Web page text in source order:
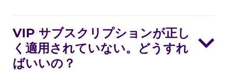
VIP サブスクリプションが正し
く適用されていない。どうすれ
ばいいの？